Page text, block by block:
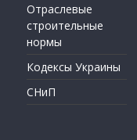
Отраслевые
строительные
нормы
Кодексы Украины
СНиП